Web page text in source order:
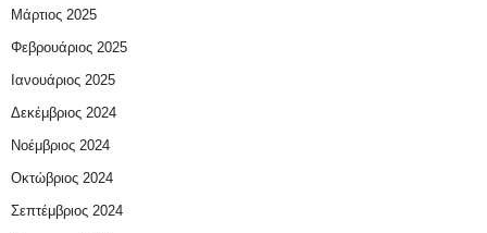
Μάρτιος 2025
Φεβρουάριος 2025
Ιανουάριος 2025
Δεκέμβριος 2024
Νοέμβριος 2024
Οκτώβριος 2024
Σεπτέμβριος 2024